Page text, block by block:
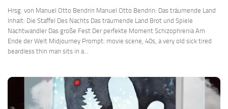
Hrsg. von Manuel Otto Bendrin Manuel Otto Bendrin: Das träumende Land
Inhalt: Die Staffel Des Nachts Das träumende Land Brot und Spiele
Nachtwandler Das große Fest Der perfekte Moment Schizophrenia Am
Ende der Welt Midjourney Prompt: movie scene, 40s, a very old sick tired
beardless thin man sits in a...